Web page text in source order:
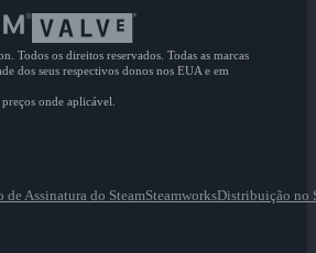
Todos os direitos reservados. Todas as marcas
dos seus respectivos donos nos EUA e em
onde aplicável.
de Assinatura do SteamSteamworksDistribuição no